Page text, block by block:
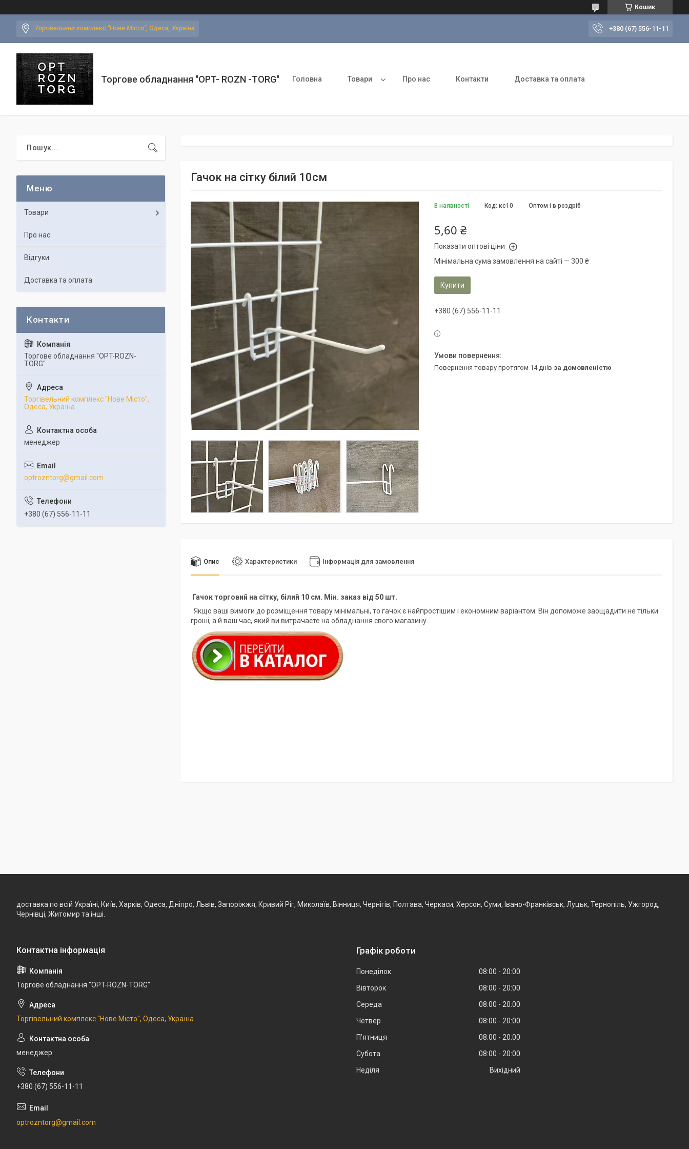
Кошик
Торгівельний комплекс "Нове Місто", Одеса, Україна +380 (67) 556-11-11
Торгове обладнання "OPT- ROZN -TORG" Головна Товари Про нас Контакти Доставка та оплата
Гачок на сітку білий 10см
В наявності Оптом і в роздріб
Код: кс10
5,60 ₴
Показати оптові ціни
Мінімальна сума замовлення на сайті — 300 ₴
Купити
+380 (67) 556-11-11
повернення товару протягом 14 днів за домовленістю
Опис Характеристики Інформація для замовлення
Гачок торговий на сітку, білий 10 см. Мін. заказ від 50 шт.
Якщо ваші вимоги до розміщення товару мінімальні, то гачок є найпростішим і економним варіантом. Він допоможе заощадити не тільки
гроші, а й ваш час, який ви витрачаєте на обладнання свого магазину.
Товари
Про нас
Відгуки
Доставка та оплата
Торгове обладнання "OPT-ROZN-
TORG"
Торгівельний комплекс "Нове Місто",
Одеса, Україна
менеджер
optrozntorg@gmail.com
+380 (67) 556-11-11
доставка по всій Україні, Київ, Харків, Одеса, Дніпро, Львів, Запоріжжя, Кривий Ріг, Миколаїв, Вінниця, Чернігів, Полтава, Черкаси, Херсон, Суми, Івано-Франківськ, Луцьк, Тернопіль, Ужгород,
Чернівці, Житомир та інші.
Торгове обладнання "OPT-ROZN-TORG"
Торгівельний комплекс "Нове Місто", Одеса, Україна
менеджер
+380 (67) 556-11-11
optrozntorg@gmail.com
Графік роботи
Понеділок 08:00
20:00
Вівторок
08:00
20:00
Середа
08:00
20:00
Четвер
08:00
20:00
Пʼятниця
08:00
20:00
Субота
08:00
20:00
Неділя
Вихідний